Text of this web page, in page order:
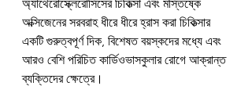
অ্যাথেরোস্ক্লেরোসিসের চিকিত্সা এবং মস্তিষ্কে
অক্সিজেনের সরবরাহ ধীরে ধীরে হ্রাস করা চিকিত্সার
একটি গুরুত্বপূর্ণ দিক, বিশেষত বয়স্কদের মধ্যে এবং
আরও বেশি পরিচিত কার্ডিওভাসকুলার রোগে আক্রান্ত
ব্যক্তিদের ক্ষেত্রে।